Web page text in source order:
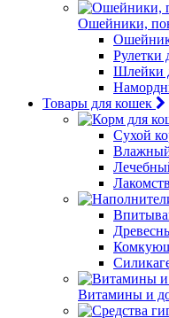
Ошейники,
Рулетки
Шлейки
Товары для кошек
Сухой
Витамины и